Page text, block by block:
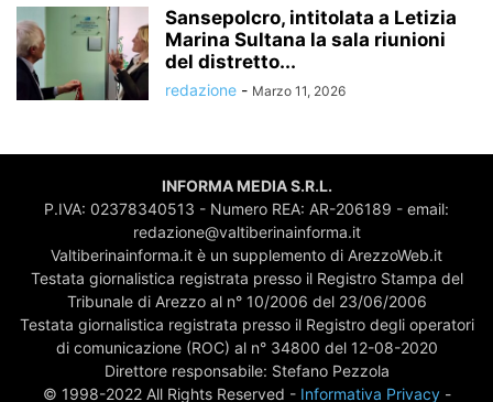
Sansepolcro, intitolata a Letizia
Marina Sultana la sala riunioni
del distretto...
redazione - Marzo 11, 2026
INFORMA MEDIA S.R.L.
P.IVA: 02378340513 - Numero REA: AR-206189 - email:
redazione@valtiberinainforma.it
Valtiberinainforma.it è un supplemento di ArezzoWeb.it
Testata giornalistica registrata presso il Registro Stampa del
Tribunale di Arezzo al n° 10/2006 del 23/06/2006
Testata giornalistica registrata presso il Registro degli operatori
di comunicazione (ROC) al n° 34800 del 12-08-2020
Direttore responsabile: Stefano Pezzola
© 1998-2022 All Rights Reserved - Informativa Privacy-